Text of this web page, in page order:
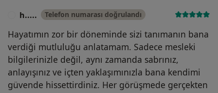
h..... Telefon numarası doğrulandı
Hayatımın zor bir döneminde sizi tanımanın bana
verdiği mutluluğu anlatamam. Sadece mesleki
bilgilerinizle değil, aynı zamanda sabrınız,
anlayışınız ve içten yaklaşımınızla bana kendimi
güvende hissettirdiniz. Her görüşmede gerçekten